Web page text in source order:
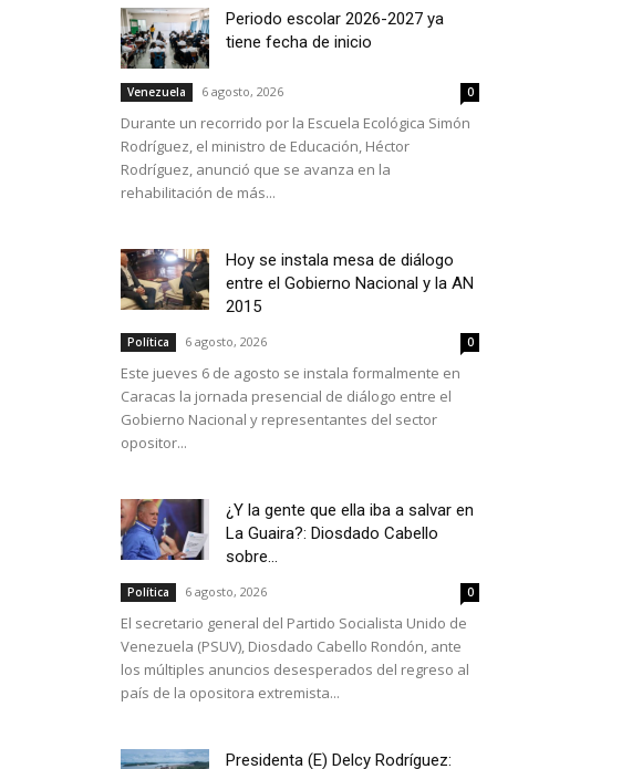
Periodo escolar 2026-2027 ya
tiene fecha de inicio
Venezuela 6 agosto, 2026 0
Durante un recorrido por la Escuela Ecológica Simón
Rodríguez, el ministro de Educación, Héctor
Rodríguez, anunció que se avanza en la
rehabilitación de más...
Hoy se instala mesa de diálogo
entre el Gobierno Nacional y la AN
2015
Política 6 agosto, 2026 0
Este jueves 6 de agosto se instala formalmente en
Caracas la jornada presencial de diálogo entre el
Gobierno Nacional y representantes del sector
opositor...
¿Y la gente que ella iba a salvar en
La Guaira?: Diosdado Cabello
sobre...
Política 6 agosto, 2026 0
El secretario general del Partido Socialista Unido de
Venezuela (PSUV), Diosdado Cabello Rondón, ante
los múltiples anuncios desesperados del regreso al
país de la opositora extremista...
Presidenta (E) Delcy Rodríguez: